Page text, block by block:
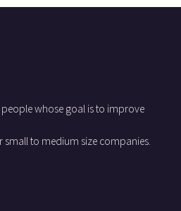
whose goal is to improve
small to medium size companies.